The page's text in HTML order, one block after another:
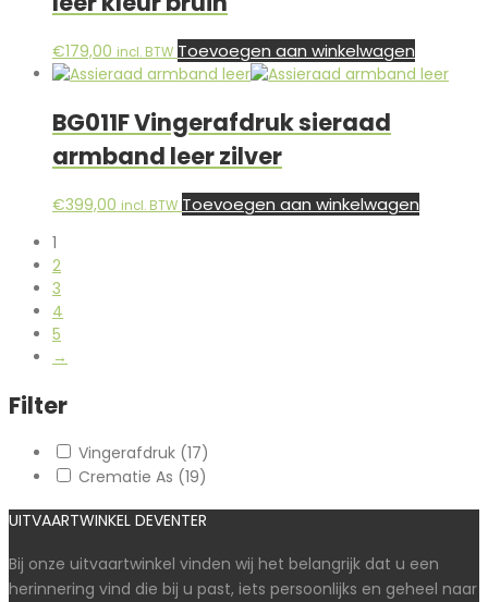
€179,00 incl. BTW Toevoegen aan winkelwagen
BG011F Vingerafdruk sieraad
armband leer zilver
€399,00 incl. BTW Toevoegen aan winkelwagen
1
2
3
4
5
→
Filter
Vingerafdruk (17)
Crematie As (19)
UITVAARTWINKEL DEVENTER
Bij onze uitvaartwinkel vinden wij het belangrijk dat u een
herinnering vind die bij u past, iets persoonlijks en geheel naar